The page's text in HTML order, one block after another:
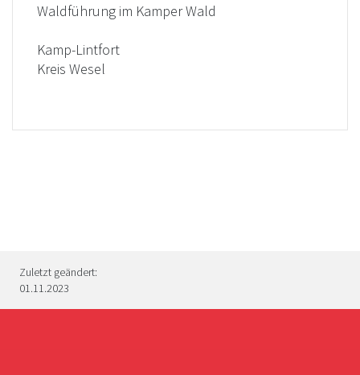
Waldführung im Kamper Wald
Kamp-Lintfort
Kreis Wesel
Zuletzt geändert:
01.11.2023